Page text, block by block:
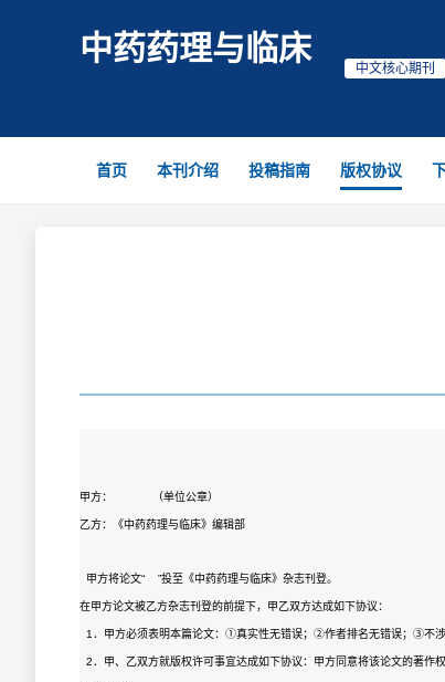
中药药理与临床
中文核心期刊
首页 本刊介绍 投稿指南 版权协议
甲方： （单位公章）
乙方：《中药药理与临床》编辑部
甲方将论文“ ”投至《中药药理与临床》杂志刊登。
在甲方论文被乙方杂志刊登的前提下，甲乙双方达成如下协议：
1．甲方必须表明本篇论文：①真实性无错误；②作者排名无错误；③不涉
2．甲、乙双方就版权许可事宜达成如下协议：甲方同意将该论文的著作